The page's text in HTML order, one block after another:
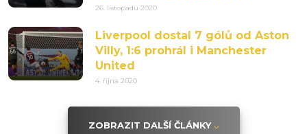
26. listopadu 2020
Liverpool dostal 7 gólů od Aston
Villy, 1:6 prohrál i Manchester
United
4. října 2020
ZOBRAZIT DALŠÍ ČLÁNKY